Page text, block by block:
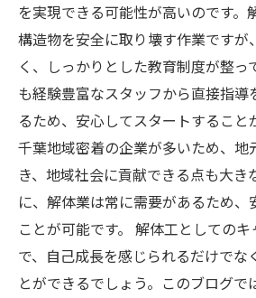
を実現できる可能性が高いのです。
構造物を安全に取り壊す作業ですが
く、しっかりとした教育制度が整っ
も経験豊富なスタッフから直接指導
るため、安心してスタートすること
千葉地域密着の企業が多いため、地
き、地域社会に貢献できる点も大き
に、解体業は常に需要があるため、
ことが可能です。 解体工としての
で、自己成長を感じられるだけでな
とができるでしょう。このブログで